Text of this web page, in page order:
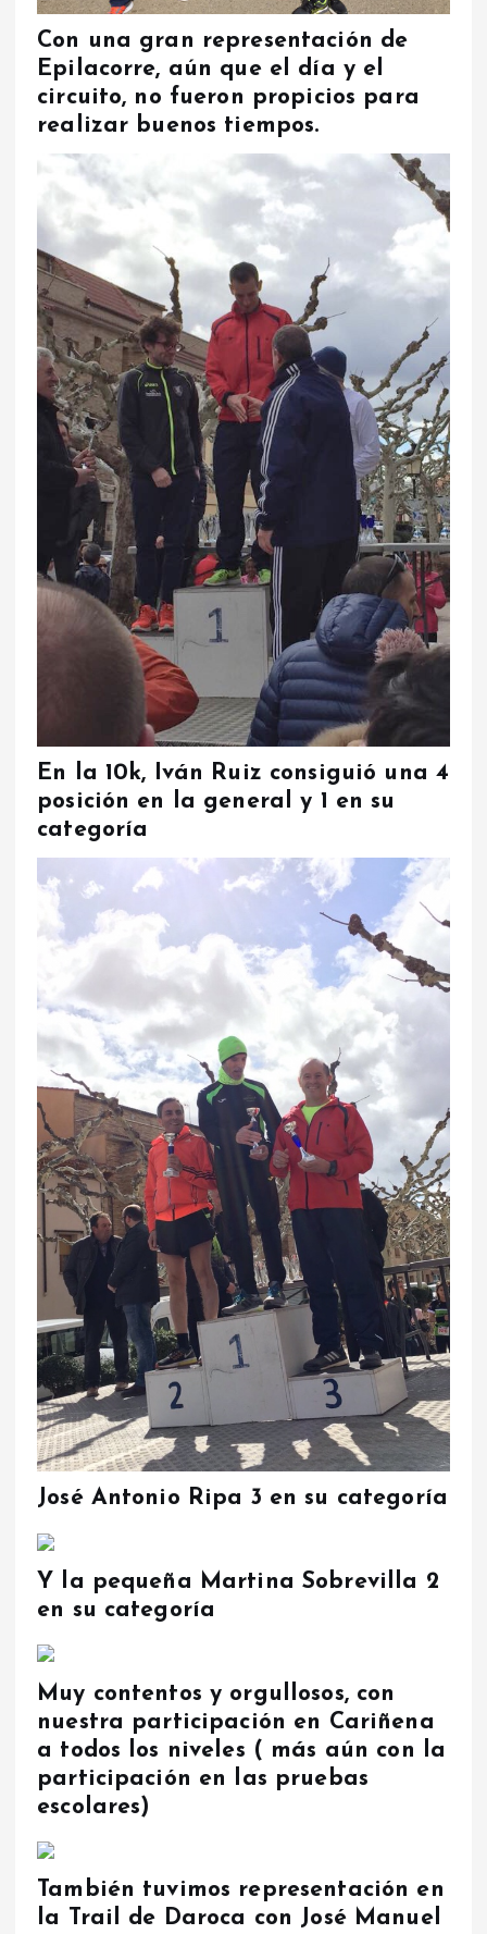
Con una gran representación de
Epilacorre, aún que el día y el
circuito, no fueron propicios para
realizar buenos tiempos.
En la 10k, Iván Ruiz consiguió una 4
posición en la general y 1 en su
categoría
José Antonio Ripa 3 en su categoría
Y la pequeña Martina Sobrevilla 2
en su categoría
Muy contentos y orgullosos, con
nuestra participación en Cariñena
a todos los niveles ( más aún con la
participación en las pruebas
escolares)
También tuvimos representación en
la Trail de Daroca con José Manuel